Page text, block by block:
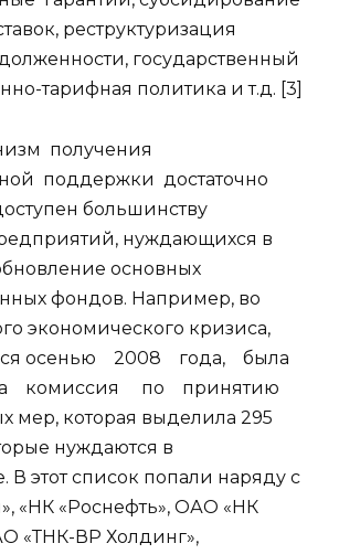
реструктуризация
государственный
тарифная политика и т.д. [3]
получения
поддержки достаточно
большинству
нуждающихся в
основных
фондов. Например, во
экономического кризиса,
осенью 2008 года, была
комиссия по принятию
мер, которая выделила 295
нуждаются в
В этот список попали наряду с
«НК «Роснефть», ОАО «НК
«ТНК-ВР Холдинг»,